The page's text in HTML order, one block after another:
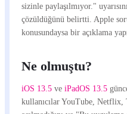
sizinle paylaşılmıyor."
çözüldüğünü belirtti. Apple
konusundaysa bir açıklama
Ne olmuştu?
iOS 13.5 ve iPadOS 13.5
kullanıcılar YouTube,